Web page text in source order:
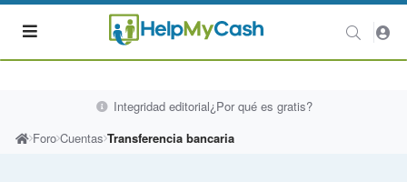
Integridad editorial¿Por qué es gratis?
Foro Cuentas Transferencia bancaria